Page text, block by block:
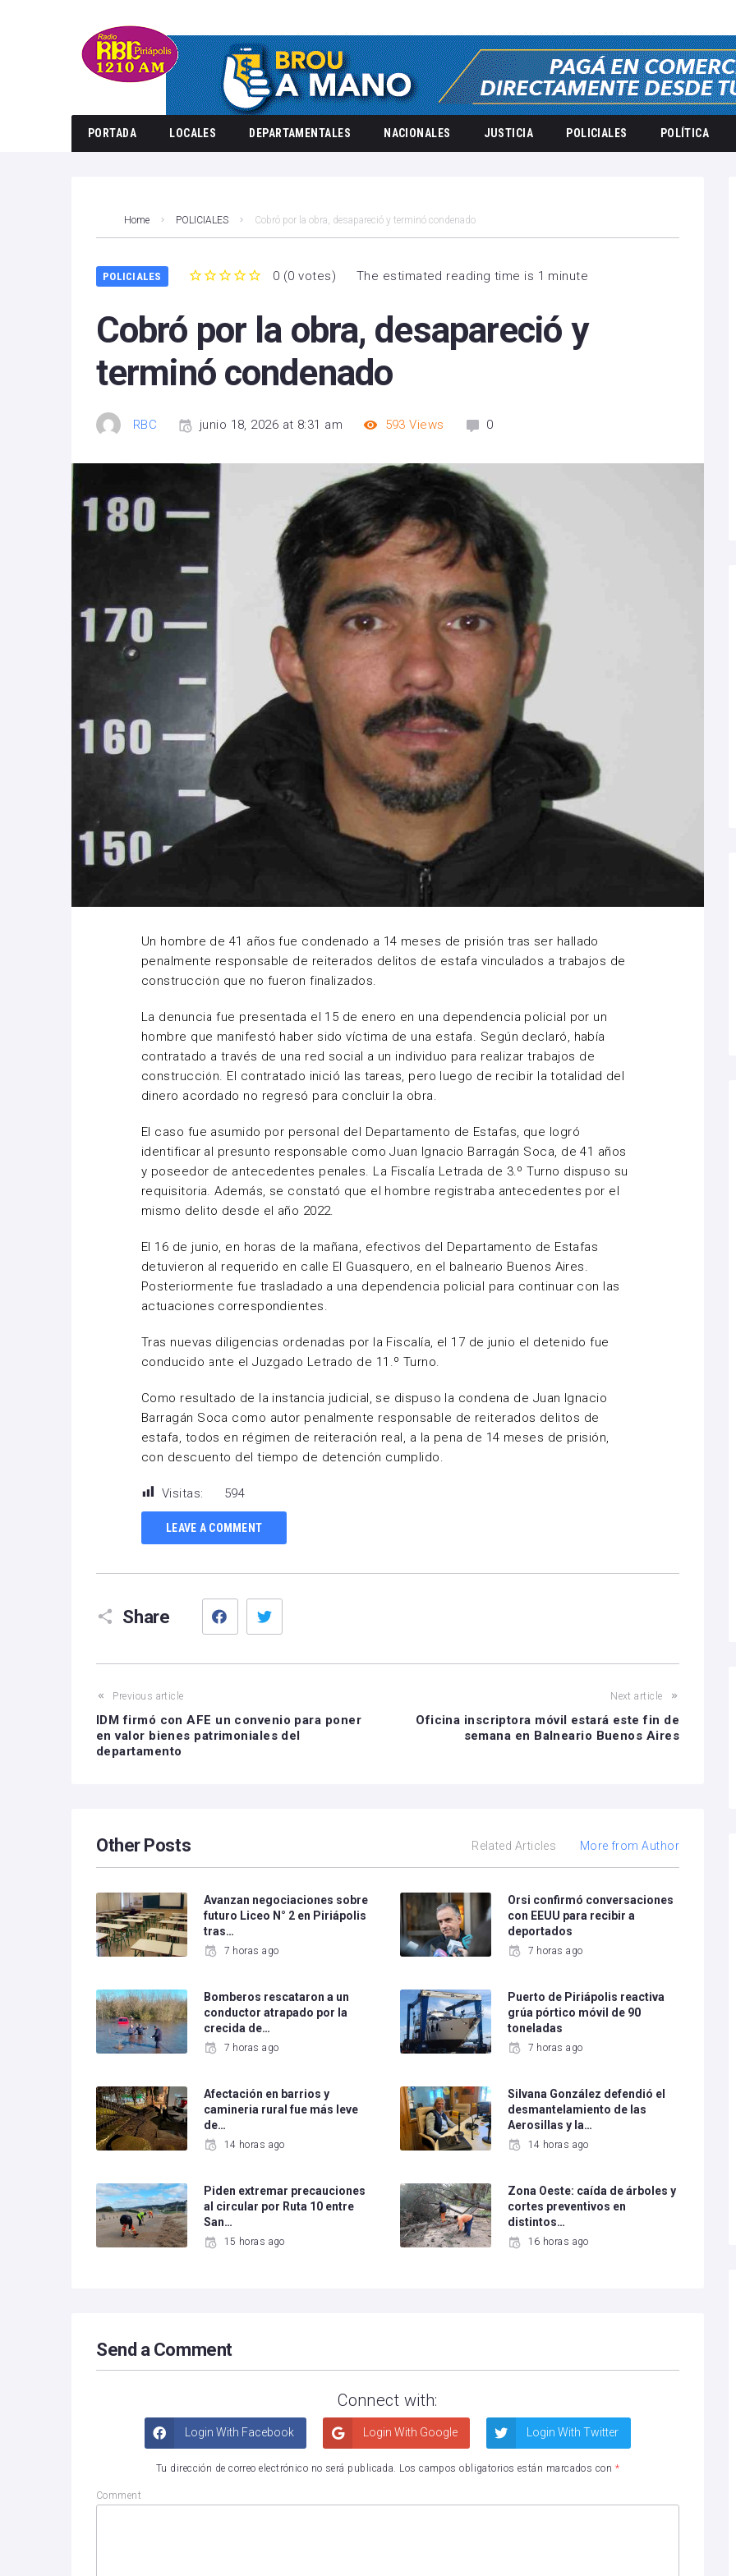
PORTADA LOCALES DEPARTAMENTALES NACIONALES JUSTICIA POLICIALES POLÍTICA
Home POLICIALES Cobró por la obra, desapareció y terminó condenado
POLICIALES 0 (0 votes) The estimated reading time is 1 minute
Cobró por la obra, desapareció y
terminó condenado
RBC junio 18, 2026 at 8:31 am 593 Views 0
Un hombre de 41 años fue condenado a 14 meses de prisión tras ser hallado
penalmente responsable de reiterados delitos de estafa vinculados a trabajos de
construcción que no fueron finalizados.
La denuncia fue presentada el 15 de enero en una dependencia policial por un
hombre que manifestó haber sido víctima de una estafa. Según declaró, había
contratado a través de una red social a un individuo para realizar trabajos de
construcción. El contratado inició las tareas, pero luego de recibir la totalidad del
dinero acordado no regresó para concluir la obra.
El caso fue asumido por personal del Departamento de Estafas, que logró
identificar al presunto responsable como Juan Ignacio Barragán Soca, de 41 años
y poseedor de antecedentes penales. La Fiscalía Letrada de 3.º Turno dispuso su
requisitoria. Además, se constató que el hombre registraba antecedentes por el
mismo delito desde el año 2022.
El 16 de junio, en horas de la mañana, efectivos del Departamento de Estafas
detuvieron al requerido en calle El Guasquero, en el balneario Buenos Aires.
Posteriormente fue trasladado a una dependencia policial para continuar con las
actuaciones correspondientes.
Tras nuevas diligencias ordenadas por la Fiscalía, el 17 de junio el detenido fue
conducido ante el Juzgado Letrado de 11.º Turno.
Como resultado de la instancia judicial, se dispuso la condena de Juan Ignacio
Barragán Soca como autor penalmente responsable de reiterados delitos de
estafa, todos en régimen de reiteración real, a la pena de 14 meses de prisión,
con descuento del tiempo de detención cumplido.
Visitas: 594
LEAVE A COMMENT
Share
Facebook
Previous article
IDM firmó con AFE un convenio para poner
en valor bienes patrimoniales del
departamento
Next article
Oficina inscriptora móvil estará este fin de
semana en Balneario Buenos Aires
Other Posts Related Articles More from Author
Avanzan negociaciones sobre
futuro Liceo N° 2 en Piriápolis
tras…
7 horas ago
Orsi confirmó conversaciones
con EEUU para recibir a
deportados
7 horas ago
Bomberos rescataron a un
conductor atrapado por la
crecida de…
7 horas ago
Puerto de Piriápolis reactiva
grúa pórtico móvil de 90
toneladas
7 horas ago
Afectación en barrios y
camineria rural fue más leve
de…
14 horas ago
Silvana González defendió el
desmantelamiento de las
Aerosillas y la…
14 horas ago
Piden extremar precauciones
al circular por Ruta 10 entre
San…
15 horas ago
Zona Oeste: caída de árboles y
cortes preventivos en
distintos…
16 horas ago
Send a Comment
Connect with:
Login With Facebook Login With Google Login With Twitter
Tu dirección de correo electrónico no será publicada. Los campos obligatorios están marcados con *
Comment